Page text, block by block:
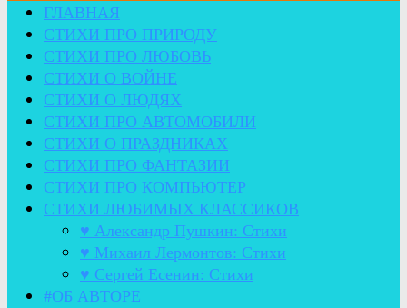
ГЛАВНАЯ
СТИХИ ПРО ПРИРОДУ
СТИХИ ПРО ЛЮБОВЬ
СТИХИ О ВОЙНЕ
СТИХИ О ЛЮДЯХ
СТИХИ ПРО АВТОМОБИЛИ
СТИХИ О ПРАЗДНИКАХ
СТИХИ ПРО ФАНТАЗИИ
СТИХИ ПРО КОМПЬЮТЕР
СТИХИ ЛЮБИМЫХ КЛАССИКОВ
♥ Александр Пушкин: Стихи
♥ Михаил Лермонтов: Стихи
♥ Сергей Есенин: Стихи
#ОБ АВТОРЕ